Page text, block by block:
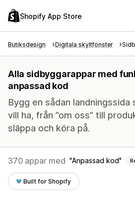
Shopify App Store
Butiksdesign Digitala skyltfönster
Alla sidbyggarappar med
anpassad kod
Bygg en sådan landningssida
vill ha, från ”om oss” till
släppa och köra på.
370 appar med Anpassad kod
Built for Shopify